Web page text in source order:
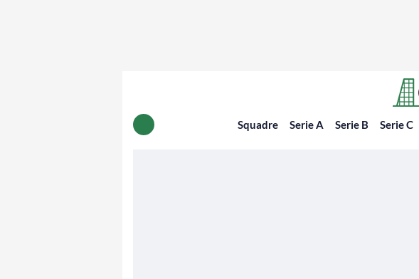
Squadre Serie A Serie B Serie C